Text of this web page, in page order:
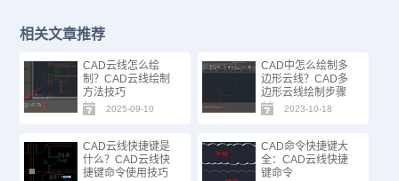
相关文章推荐
CAD云线怎么绘
制？CAD云线绘制
方法技巧
2025-09-10
CAD中怎么绘制多
边形云线？CAD多
边形云线绘制步骤
2023-10-18
CAD云线快捷键是
什么？CAD云线快
捷键命令使用技巧
CAD命令快捷键大
全：CAD云线快捷
键命令